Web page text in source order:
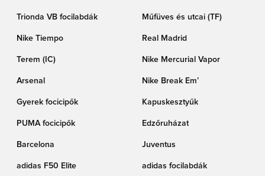
Trionda VB focilabdák Műfüves és utcai (TF)
Nike Tiempo Real Madrid
Terem (IC) Nike Mercurial Vapor
Arsenal Nike Break Em’
Gyerek focicipők Kapuskesztyűk
PUMA focicipők Edzőruházat
Barcelona Juventus
adidas F50 Elite adidas focilabdák